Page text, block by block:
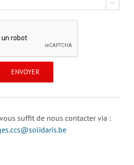

suffit de nous contacter via :